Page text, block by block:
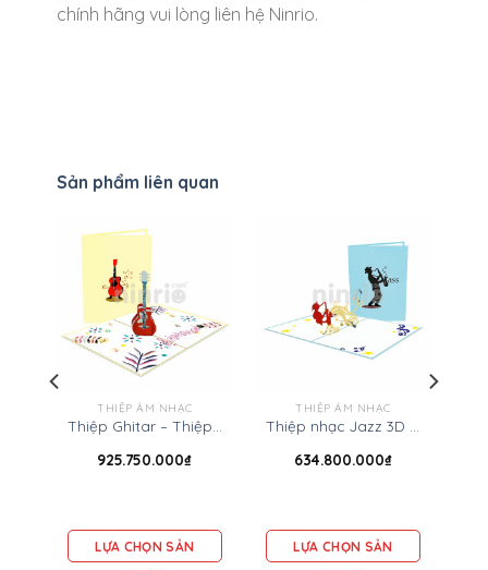
chính hãng vui lòng liên hệ Ninrio.
Sản phẩm liên quan
THIỆP ÂM NHẠC
925.750.000₫
LỰA CHỌN SẢN
THIỆP ÂM NHẠC
634.800.000₫
LỰA CHỌN SẢN